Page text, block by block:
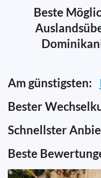
Beste
Am günstigsten:
Bester
Schnellster
Beste